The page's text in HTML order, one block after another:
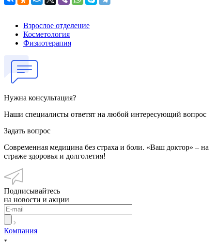
Взрослое отделение
Косметология
Физиотерапия
Нужна консультация?
Наши специалисты ответят на любой интересующий вопрос
Задать вопрос
Современная медицина без страха и боли. «Ваш доктор» – на
страже здоровья и долголетия!
Подписывайтесь
на новости и акции
Компания